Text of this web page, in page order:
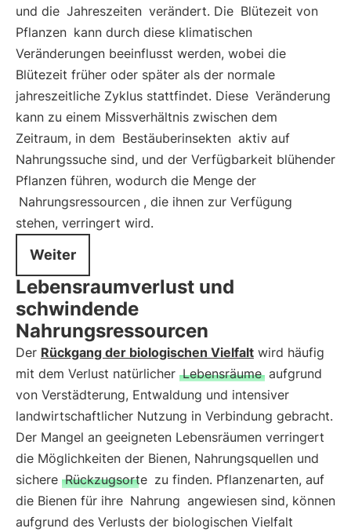
und die Jahreszeiten verändert. Die Blütezeit von
Pflanzen kann durch diese klimatischen
Veränderungen beeinflusst werden, wobei die
Blütezeit früher oder später als der normale
jahreszeitliche Zyklus stattfindet. Diese Veränderung
kann zu einem Missverhältnis zwischen dem
Zeitraum, in dem Bestäuberinsekten aktiv auf
Nahrungssuche sind, und der Verfügbarkeit blühender
Pflanzen führen, wodurch die Menge der
Nahrungsressourcen , die ihnen zur Verfügung
stehen, verringert wird.
Weiter
Lebensraumverlust und
schwindende
Nahrungsressourcen
Der Rückgang der biologischen Vielfalt wird häufig
mit dem Verlust natürlicher Lebensräume aufgrund
von Verstädterung, Entwaldung und intensiver
landwirtschaftlicher Nutzung in Verbindung gebracht.
Der Mangel an geeigneten Lebensräumen verringert
die Möglichkeiten der Bienen, Nahrungsquellen und
sichere Rückzugsorte zu finden. Pflanzenarten, auf
die Bienen für ihre Nahrung angewiesen sind, können
aufgrund des Verlusts der biologischen Vielfalt